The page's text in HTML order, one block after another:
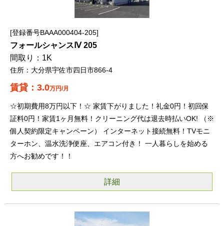
登録番号BAAA000404-205
フォールシャンスⅣ 205
1K
大分県宇佐市四日市866-4
3.0万円/月
☆初期費用8万円以下！☆ 家賃下がりました！礼金0円！初回保
証料0円！家賃1ヶ月無料！クリーニング代は退去時払いOK! （※
個人契約限定キャンペーン） インターネット接続無料！TVモニ
ターホン、温水洗浄便座、エアコン付き！ 一人暮らしを始める
方へお勧めです！！
詳細